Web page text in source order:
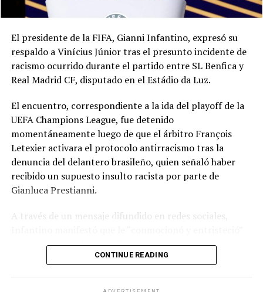
El presidente de la FIFA, Gianni Infantino, expresó su
respaldo a Vinícius Júnior tras el presunto incidente de
racismo ocurrido durante el partido entre SL Benfica y
Real Madrid CF, disputado en el Estádio da Luz.
El encuentro, correspondiente a la ida del playoff de la
UEFA Champions League, fue detenido
momentáneamente luego de que el árbitro François
Letexier activara el protocolo antirracismo tras la
denuncia del delantero brasileño, quien señaló haber
recibido un supuesto insulto racista por parte de
Gianluca Prestianni.
A través de un mensaje difundido en redes sociales,
el presunto incidente y afirmó que no hay lugar para el
racismo en el futbol ni en la sociedad. Señaló que es
medidas y que se investiguen los hechos para exigir
CONTINUE READING